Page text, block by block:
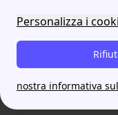
Personalizza i
nostra informativa